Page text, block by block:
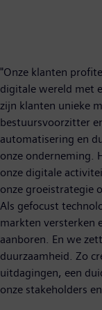
"Onze klanten
digitale wereld met
zijn klanten unieke
bestuursvoorzitter
automatisering en
onze onderneming.
onze digitale
onze groeistrategie
Als gefocust
markten versterken
aanboren. En we
duurzaamheid. Zo
uitdagingen, een
onze stakeholders